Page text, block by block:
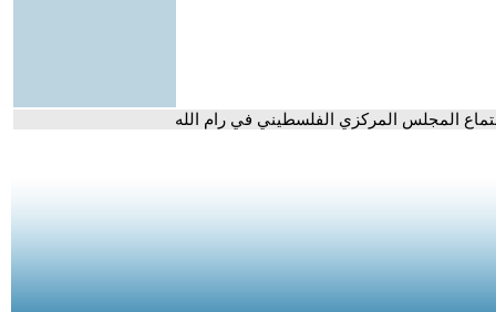
المجلس المركزي الفلسطيني في رام الله